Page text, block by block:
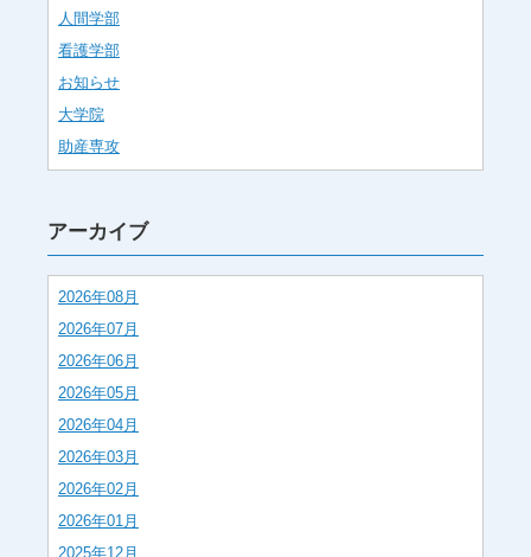
人間学部
看護学部
お知らせ
大学院
助産専攻
アーカイブ
2026年08月
2026年07月
2026年06月
2026年05月
2026年04月
2026年03月
2026年02月
2026年01月
2025年12月